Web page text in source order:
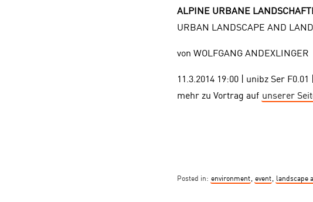
ALPINE URBANE
URBAN LANDSCAPE AND
von WOLFGANG ANDEXLINGER
11.3.2014 19:00 | unibz Ser F0.01
mehr zu Vortrag auf unserer
Posted in: environment, event, landscape